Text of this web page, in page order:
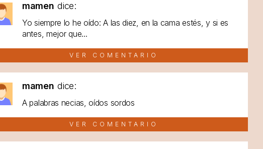
mamen dice:
Yo siempre lo he oído: A las diez, en la cama estés, y si es
antes, mejor que...
VER COMENTARIO
mamen dice:
A palabras necias, oídos sordos
VER COMENTARIO